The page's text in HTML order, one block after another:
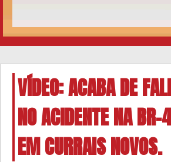
VÍDEO: ACABA DE
NO ACIDENTE NA
EM CURRAIS NOVOS.